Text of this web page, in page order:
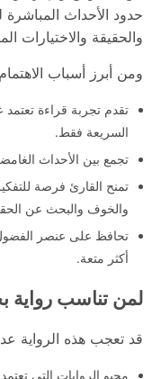
حدود الأحداث
والحقيقة والاختيارات
ومن أبرز أسباب الاهتمام
تقدم تجربة قراءة
السريعة فقط.
تجمع بين الأحداث
تمنح القارئ فرصة
والخوف والبحث عن
تحافظ على عنصر
أكثر متعة.
لمن تناسب رواية
قد تعجب هذه الرواية
محبو الروايات التي